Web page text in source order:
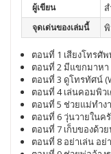
ผู้เขียน
จุดเด่นของเล่มนี้
ตอนที่ 1 เสียงโทรศั
ตอนที่ 2 มีแขกมาหา
ตอนที่ 3 ดูโทรทัศน์
ตอนที่ 4 เล่นคอมพิว
ตอนที่ 5 ช่วยแม่ทำง
ตอนที่ 6 วุ่นวายในค
ตอนที่ 7 เก็บของด้ว
ตอนที่ 8 อย่าเล่น อย่